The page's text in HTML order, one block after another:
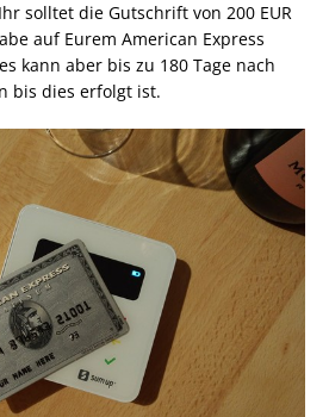
solltet die Gutschrift von 200 EUR
auf Eurem American Express
kann aber bis zu 180 Tage nach
bis dies erfolgt ist.